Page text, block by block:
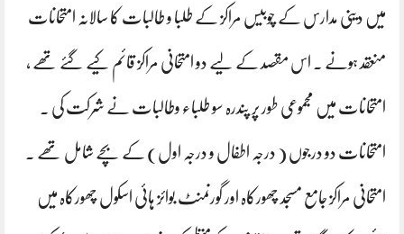
میں دینی مدارس کے چوبیس مراکز کے طلبا و طالبات کا سالانہ امتحانات
منعقد ہونے ۔ اس مقصد کے لیے دو امتحانی مراکز قائم کیے گئے تھے ،
امتحانات میں مجموعی طور پر پندرہ سو طلباء وطالبات نے شرکت کی ۔
امتحانات دو درجوں ( درجہ اطفال و درجہ اول) کے بچے شامل تھے ۔
امتحانی مراکز جامع مسجد چھورکاہ اور گورنمنٹ بوائز ہائی اسکول چھورکاہ میں